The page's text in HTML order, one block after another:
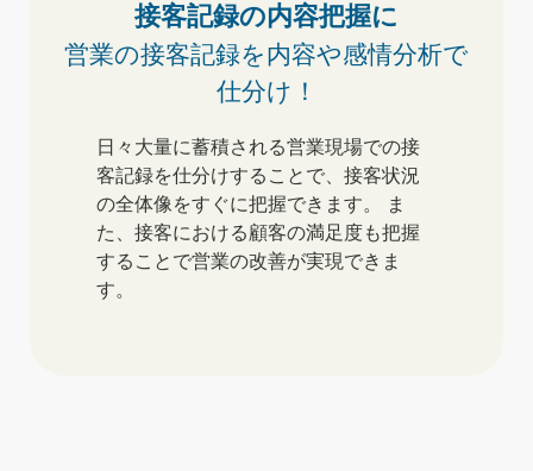
接客記録の内容把握に
営業の接客記録を内容や感情分析で
仕分け！
日々大量に蓄積される営業現場での接
客記録を仕分けすることで、接客状況
の全体像をすぐに把握できます。
ま
た、接客における顧客の満足度も把握
することで営業の改善が実現できま
す。